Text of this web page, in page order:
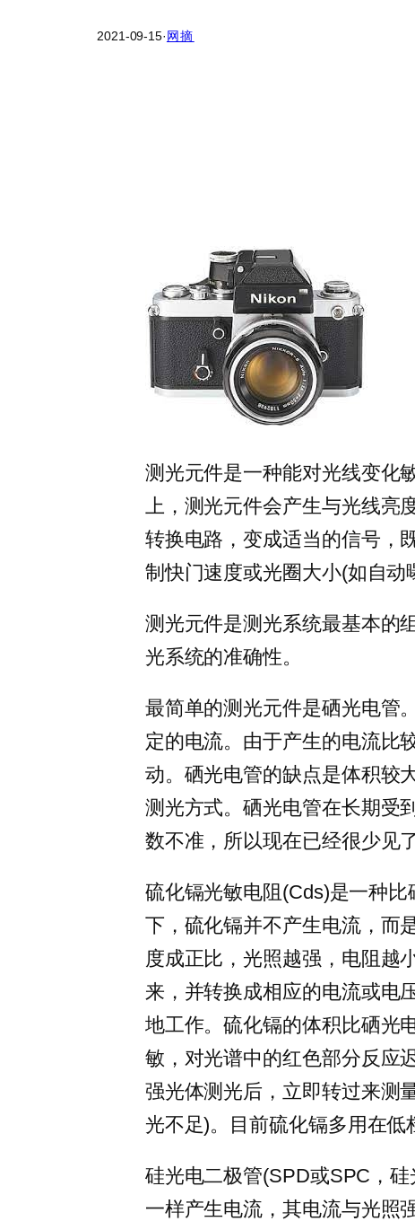
2021-09-15·网摘
测光元件是一种能对光线变化
上，测光元件会产生与光线亮
转换电路，变成适当的信号，
制快门速度或光圈大小(如自动
测光元件是测光系统最基本的
光系统的准确性。
最简单的测光元件是硒光电管
定的电流。由于产生的电流比
动。硒光电管的缺点是体积较
测光方式。硒光电管在长期受
数不准，所以现在已经很少见了
硫化镉光敏电阻(Cds)是一种
下，硫化镉并不产生电流，而
度成正比，光照越强，电阻越
来，并转换成相应的电流或电
地工作。硫化镉的体积比硒光
敏，对光谱中的红色部分反应
强光体测光后，立即转过来测
光不足)。目前硫化镉多用在低
硅光电二极管(SPD或SPC，
一样产生电流，其电流与光照